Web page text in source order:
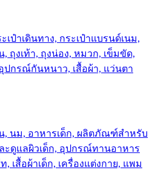
เป๋าเดินทาง, กระเป๋าแบรนด์เนม,
, ถุงเท้า, ถุงน่อง, หมวก, เข็มขัด,
ปกรณ์กันหนาว, เสื้อผ้า, แว่นตา
, นม, อาหารเด็ก, ผลิตภัณฑ์สำหรับ
ดูแลผิวเด็ก, อุปกรณ์ทานอาหาร
เสื้อผ้าเด็ก, เครื่องแต่งกาย, แพม